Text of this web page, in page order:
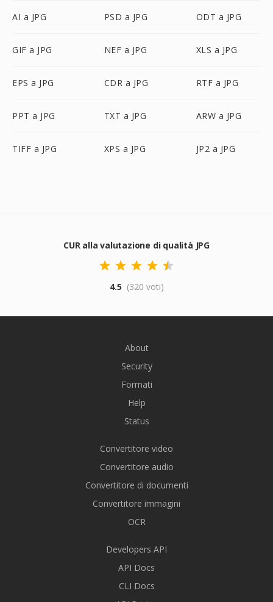
AI a JPG PSD a JPG ODT a JPG
GIF a JPG NEF a JPG XLS a JPG
EPS a JPG CDR a JPG RTF a JPG
PPT a JPG TXT a JPG ARW a JPG
TIFF a JPG XPS a JPG JP2 a JPG
CUR alla valutazione di qualità JPG
4.5 (320 voti)
About
Security
Formati
Help
Status
Convertitore video
Convertitore audio
Convertitore di documenti
Convertitore immagini
OCR
Developers API
API Docs
CLI Docs